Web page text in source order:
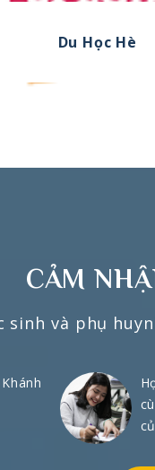
Du Học Hè
CẢM
sinh và phụ